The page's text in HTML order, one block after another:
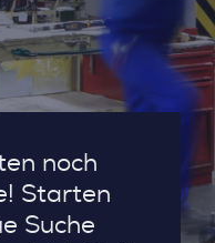
noch
Starten
Suche